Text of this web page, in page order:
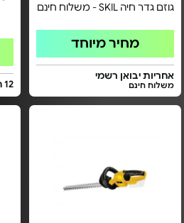
גוזם גדר חיה SKIL - משלוח חינם
מחיר מיוחד
אחריות יבואן רשמי
משלוח חינם 12 חודשים ע"י שזר יבואן רשמי